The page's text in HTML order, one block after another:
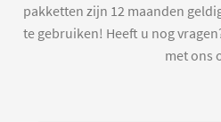
pakketten zijn 12 maanden
te gebruiken! Heeft u nog
met ons